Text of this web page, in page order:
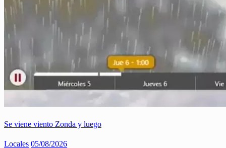
Se viene viento Zonda y luego
Locales 05/08/2026